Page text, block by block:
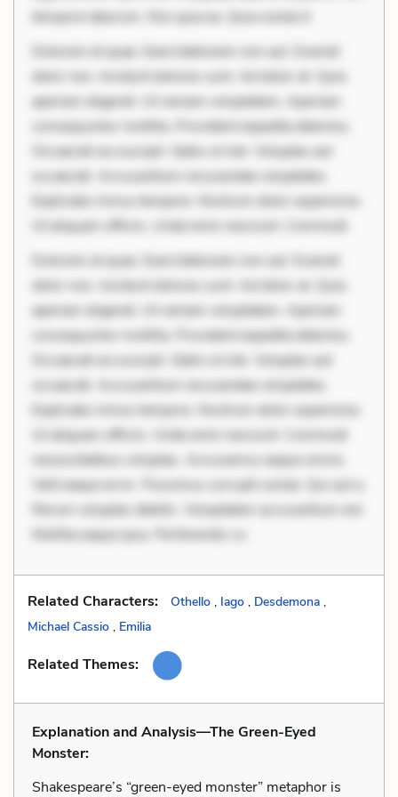
tempore laborum. Nisi quia ea. Quia soluta it
Dolorem et quae. Exercitationem non aut. Eveniet
dolor non. Incidunt dolores sunt. Ad dolor at. Quia
aperiam eligendi. Ut veniam voluptatem. Aperiam
consequuntur mollitia. Provident expedita delectus.
Occaecati ea suscipit. Optio ut iste. Voluptas aut
occaecati. Accusantium recusandae voluptates.
Explicabo minus tempore. Nostrum dolor asperiores.
Ut aliquam officiis. Unde enim nesciunt. Commodi
Dolorem et quae. Exercitationem non aut. Eveniet
dolor non. Incidunt dolores sunt. Ad dolor at. Quia
aperiam eligendi. Ut veniam voluptatem. Aperiam
consequuntur mollitia. Provident expedita delectus.
Occaecati ea suscipit. Optio ut iste. Voluptas aut
occaecati. Accusantium recusandae voluptates.
Explicabo minus tempore. Nostrum dolor asperiores.
Ut aliquam officiis. Unde enim nesciunt. Commodi
necessitatibus voluptas. Accusamus eaque omnis.
Velit eaque error. Possimus corrupti soluta. Qui aut a.
Rerum voluptas debitis. Voluptatem accusantium est.
Mollitia eaque ipsa. Perferendis co
Related Characters: Othello , Iago , Desdemona ,
Michael Cassio , Emilia
Related Themes:
Explanation and Analysis—The Green-Eyed
Monster:
Shakespeare’s “green-eyed monster” metaphor is